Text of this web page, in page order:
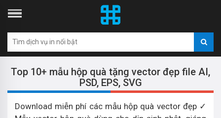
Top 10+ mẫu hộp quà tặng vector đẹp file AI,
PSD, EPS, SVG
Download miễn phí các mẫu hộp quà vector đẹp ✓